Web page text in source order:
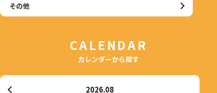
その他
CALENDAR
カレンダーから探す
2026.08